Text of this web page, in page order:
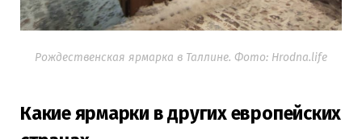
Рождественская ярмарка в Таллине. Фото: Hrodna.life
Какие ярмарки в других европейских